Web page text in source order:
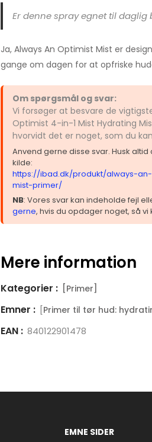
Er denne spray egnet til daglig
Ja, Always An Optimist Mist er
gange om dagen for at opfriske
Om spørgsmål og svar:
Vi forsøger at besvare de
Optimist 4-in-1 Mist Hydrating
hvorvidt det er noget, som du
Anvend gerne disse svar. Husk
kilde:
https://ibad.dk/produkt/always-
mist-primer/
NB: Vores svar kan indeholde fejl
gerne, hvis du opdager noget, så
Mere information
Kategorier : [Primer]
Emner : [Primer til tør hud:
EAN : 840122901478
EMNE SIDER